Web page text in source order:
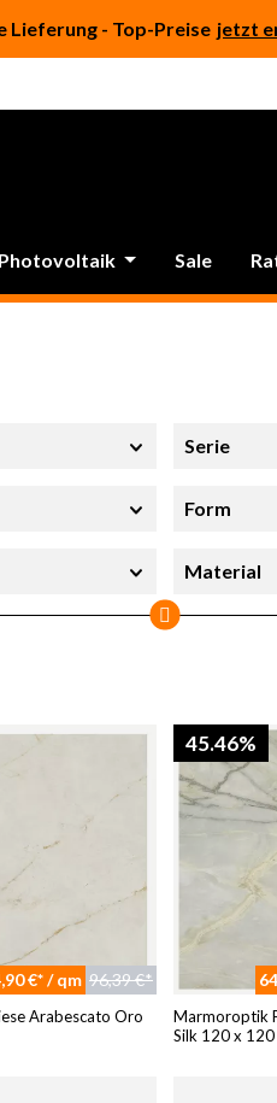
Lieferung - Top-Preise jetzt
Photovoltaik Sale
Serie
Form
Material
€* / qm 96,39 €*
Arabescato Oro
45.46%
Marmoroptik
Silk 120 x 120